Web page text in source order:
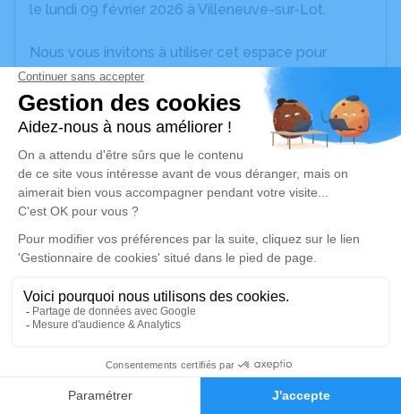
Faire-part Hommages
le lundi 09 février 2026 à Villeneuve-sur-Lot.
Nous vous invitons à utiliser cet espace pour
laisser vos condoléances, partager des photos
souvenirs, une anecdote ou exprimer vos pensées
à travers des poèmes ou des textes. Cet endroit
est un lieu d'expression dédié à honorer la
mémoire de Jean GARRIGUE.
Cérémonie religieuse
vendredi 13 février 2026 à 10h00
Église Saint Géraud À Monsempron de
Monsempron-Libos
47500 Monsempron-Libos